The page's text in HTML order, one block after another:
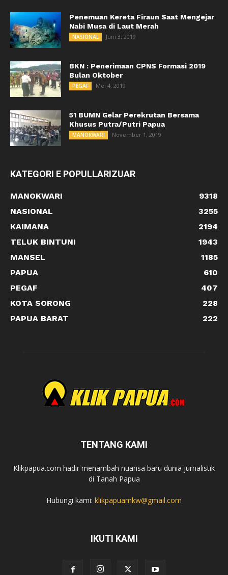
Penemuan Kereta Firaun Saat Mengejar
Nabi Musa di Laut Merah
NASIONAL Juni 3, 2019
BKN : Penerimaan CPNS Formasi 2019
Bulan Oktober
PEGAF Mei 4, 2019
51 BUMN Gelar Perekrutan Bersama
Khusus Putra/Putri Papua
MANOKWARI November 1, 2019
KATEGORI E POPULLARIZUAR
MANOKWARI
9318
NASIONAL
3255
KAIMANA
2194
TELUK BINTUNI
1943
MANSEL
1185
PAPUA
610
PEGAF
407
KOTA SORONG
228
PAPUA BARAT
222
TENTANG KAMI
Klikpapua.com hadir menambah nuansa baru dunia jurnalistik
di Tanah Papua
Hubungi kami: klikpapuamkw@gmail.com
IKUTI KAMI